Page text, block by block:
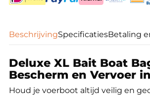
BeschrijvingSpecificatiesBetaling
Deluxe XL Bait Boat
Bescherm en Vervoer
Houd je voerboot altijd veilig en